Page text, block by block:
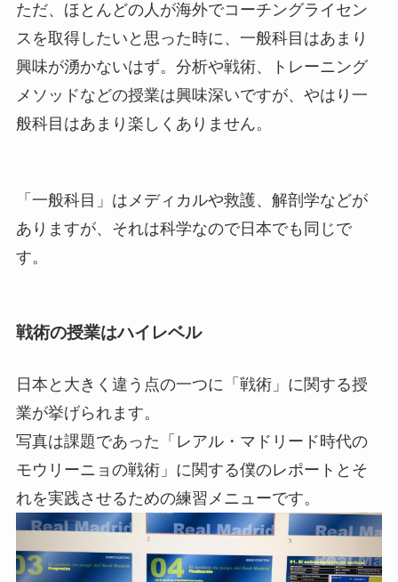
ただ、ほとんどの人が海外でコーチングライセン
スを取得したいと思った時に、一般科目はあまり
興味が湧かないはず。分析や戦術、トレーニング
メソッドなどの授業は興味深いですが、やはり一
般科目はあまり楽しくありません。
「一般科目」はメディカルや救護、解剖学などが
ありますが、それは科学なので日本でも同じで
す。
戦術の授業はハイレベル
日本と大きく違う点の一つに「戦術」に関する授
業が挙げられます。
写真は課題であった「レアル・マドリード時代の
モウリーニョの戦術」に関する僕のレポートとそ
れを実践させるための練習メニューです。